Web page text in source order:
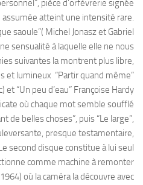
pièce d’orfèvrerie signée
assumée atteint une intensité rare.
saoule”( Michel Jonasz et Gabriel
sensualité à laquelle elle ne nous
suivantes la montrent plus libre,
et lumineux “Partir quand même”
“Un peu d’eau” Françoise Hardy
où chaque mot semble soufflé
de belles choses”, puis “Le large”,
presque testamentaire,
second disque constitue à lui seul
comme machine à remonter
où la caméra la découvre avec